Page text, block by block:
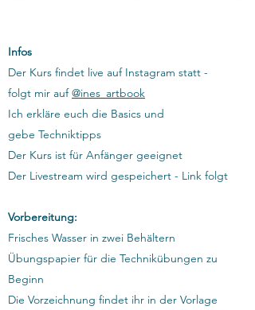
Infos
Der Kurs findet live auf Instagram statt -
folgt mir auf@ines_artbook
Ich erkläre euch die Basics und
gebe Techniktipps
Der Kurs ist für Anfänger geeignet
Der Livestream wird gespeichert - Link folgt
Vorbereitung:
Frisches Wasser in zwei Behältern
Übungspapier für die Technikübungen zu
Beginn
Die Vorzeichnung findet ihr in der Vorlage